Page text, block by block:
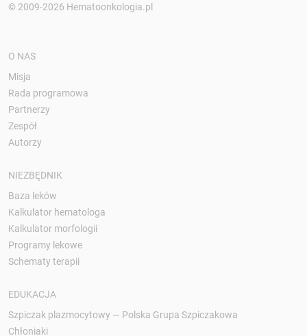
© 2009-2026 Hematoonkologia.pl
O NAS
Misja
Rada programowa
Partnerzy
Zespół
Autorzy
NIEZBĘDNIK
Baza leków
Kalkulator hematologa
Kalkulator morfologii
Programy lekowe
Schematy terapii
EDUKACJA
Szpiczak plazmocytowy — Polska Grupa Szpiczakowa
Chłoniaki